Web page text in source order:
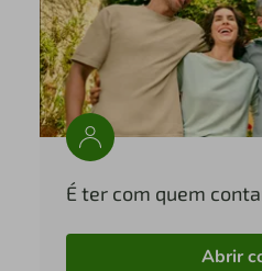
É ter com quem
Abrir